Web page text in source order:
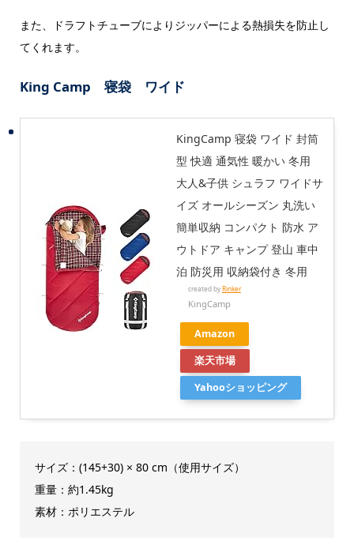
また、
ドラフトチューブによりジッパーによる熱損失を防止し
てくれます。
King Camp 寝袋 ワイド
KingCamp 寝袋 ワイド 封筒
型 快適 通気性 暖かい 冬用
大人&子供 シュラフ ワイドサ
イズ オールシーズン 丸洗い
簡単収納 コンパクト 防水 ア
ウトドア キャンプ 登山 車中
泊 防災用 収納袋付き 冬用
created byRinker
KingCamp
Amazon
楽天市場
Yahooショッピング
サイズ：(145+30) × 80 cm（使用サイズ）
重量：約1.45kg
素材：ポリエステル